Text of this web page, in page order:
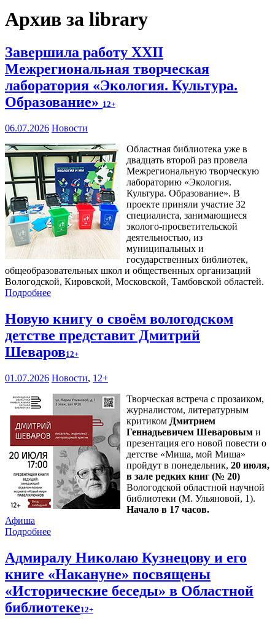
Архив за library
Завершила работу XXII
Межрегиональная творческая
лаборатория «Экология. Культура.
Образование» 12+
06.07.2026 Новости
Областная библиотека уже в
двадцать второй раз провела
Межрегиональную творческую
лабораторию «Экология.
Культура. Образование». В
проекте приняли участие 32
специалиста, занимающиеся
эколого-просветительской
деятельностью, из
муниципальных и
государственных библиотек,
общеобразовательных школ и общественных организаций
Вологодской, Кировской, Московской, Тамбовской областей.
Подробнее
Новую книгу о своём вологодском
детстве представит Дмитрий
Шеваров12+
01.07.2026 Новости, 12+
Творческая встреча с прозаиком,
журналистом, литературным
критиком Дмитрием
Геннадьевичем Шеваровым и
презентация его новой повести о
детстве «Миша, мой Миша»
пройдут в понедельник, 20 июля,
в зале редких книг (№ 20)
Вологодской областной научной
библиотеки (М. Ульяновой, 1).
Начало в 17 часов.
Афиша
Подробнее
Адмиралу Николаю Кузнецову и его
книге «Накануне» посвящены
«Исторические беседы» в Областной
библиотеке12+